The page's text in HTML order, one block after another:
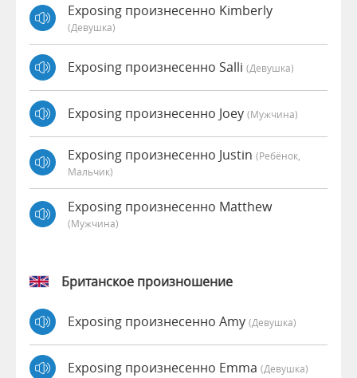
Exposing произнесенно Kimberly
(девушка)
Exposing произнесенно Salli (девушка)
Exposing произнесенно Joey (мужчина)
Exposing произнесенно Justin (Ребёнок,
Мальчик)
Exposing произнесенно Matthew
(мужчина)
Британское произношение
Exposing произнесенно Amy (девушка)
Exposing произнесенно Emma (девушка)